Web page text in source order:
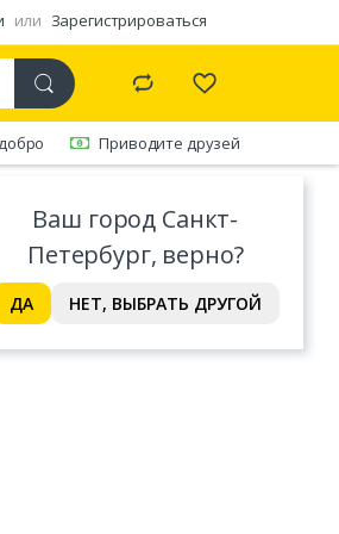
или Зарегистрироваться
Ваш город Санкт-
Петербург, верно?
ДА НЕТ, ВЫБРАТЬ ДРУГОЙ
Приводите друзей
Liza